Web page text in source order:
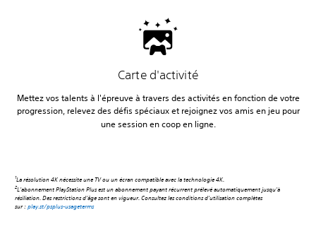
Carte d'activité
Mettez vos talents à l'épreuve à travers des activités en fonction de votre
progression, relevez des défis spéciaux et rejoignez vos amis en jeu pour
une session en coop en ligne.
1La résolution 4K nécessite une TV ou un écran compatible avec la technologie 4K.
2L'abonnement PlayStation Plus est un abonnement payant récurrent prélevé automatiquement jusqu'à
résiliation. Des restrictions d'âge sont en vigueur. Consultez les conditions d'utilisation complètes
sur :play.st/psplus-usageterms